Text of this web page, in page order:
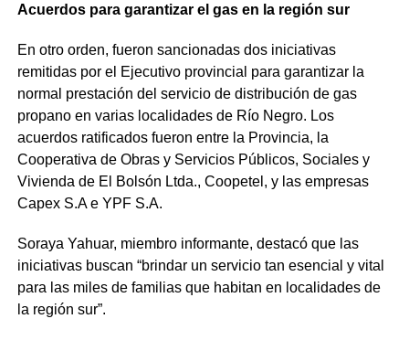
Acuerdos para garantizar el gas en la región sur
En otro orden, fueron sancionadas dos iniciativas
remitidas por el Ejecutivo provincial para garantizar la
normal prestación del servicio de distribución de gas
propano en varias localidades de Río Negro. Los
acuerdos ratificados fueron entre la Provincia, la
Cooperativa de Obras y Servicios Públicos, Sociales y
Vivienda de El Bolsón Ltda., Coopetel, y las empresas
Capex S.A e YPF S.A.
Soraya Yahuar, miembro informante, destacó que las
iniciativas buscan “brindar un servicio tan esencial y vital
para las miles de familias que habitan en localidades de
la región sur”.